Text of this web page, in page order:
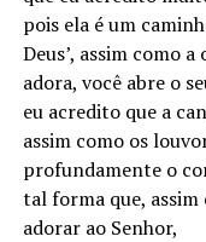
pois ela é um
Deus’, assim como
adora, você abre o
eu acredito que a
assim como os
profundamente o
tal forma que, assim
adorar ao Senhor,